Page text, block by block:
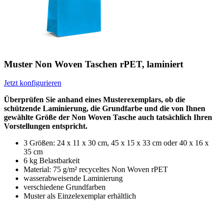
Muster Non Woven Taschen rPET, laminiert
Jetzt konfigurieren
Überprüfen Sie anhand eines Musterexemplars, ob die
schützende Laminierung, die Grundfarbe und die von Ihnen
gewählte Größe der Non Woven Tasche auch tatsächlich Ihren
Vorstellungen entspricht.
3 Größen: 24 x 11 x 30 cm, 45 x 15 x 33 cm oder 40 x 16 x
35 cm
6 kg Belastbarkeit
Material: 75 g/m² recyceltes Non Woven rPET
wasserabweisende Laminierung
verschiedene Grundfarben
Muster als Einzelexemplar erhältlich